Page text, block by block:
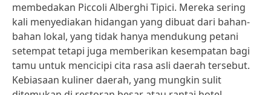
membedakan Piccoli Alberghi Tipici. Mereka sering
kali menyediakan hidangan yang dibuat dari bahan-
bahan lokal, yang tidak hanya mendukung petani
setempat tetapi juga memberikan kesempatan bagi
tamu untuk mencicipi cita rasa asli daerah tersebut.
Kebiasaan kuliner daerah, yang mungkin sulit